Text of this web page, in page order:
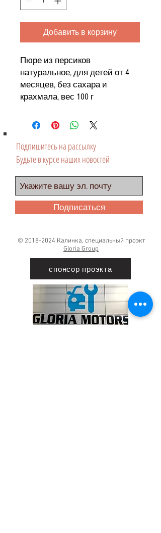
Добавить в корзину
Пюре из персиков
натуральное, для детей от 4
месяцев, без сахара и
крахмала, вес 100 г
Подпишитесь на рассылку
Будьте в курсе наших новостей
Подписаться
© 2018-2024 Калинка, специальный проэкт
Gloria Group
спонсор проэкта